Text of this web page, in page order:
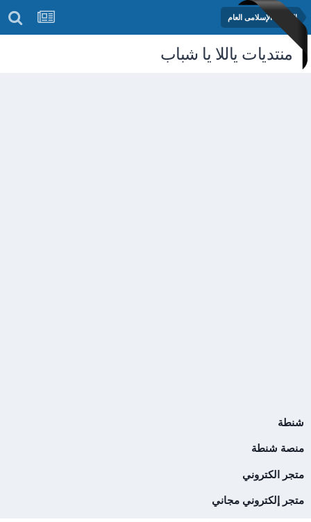
المنتدى الإسلامى العام
منتديات ياللا يا شباب
شنطة
منصة شنطة
متجر الكتروني
متجر إلكتروني مجاني